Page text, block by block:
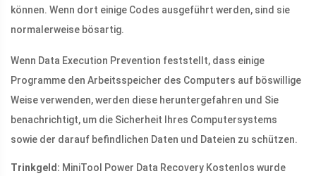
können. Wenn dort einige Codes ausgeführt werden, sind sie
normalerweise bösartig.
Wenn Data Execution Prevention feststellt, dass einige
Programme den Arbeitsspeicher des Computers auf böswillige
Weise verwenden, werden diese heruntergefahren und Sie
benachrichtigt, um die Sicherheit Ihres Computersystems
sowie der darauf befindlichen Daten und Dateien zu schützen.
Trinkgeld: MiniTool Power Data Recovery Kostenlos wurde